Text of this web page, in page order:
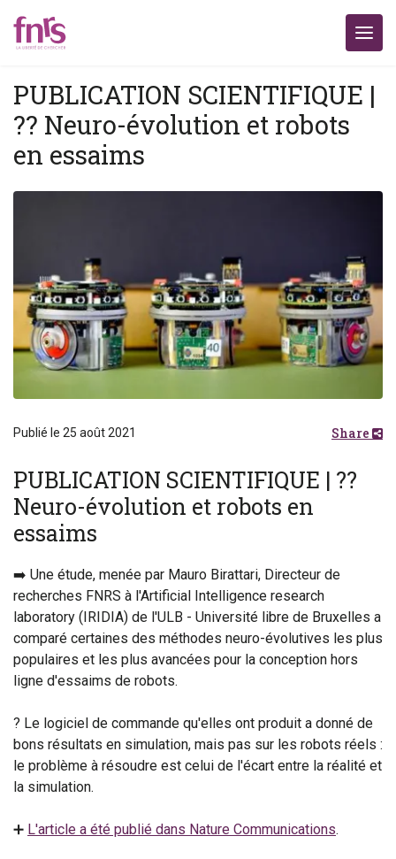
PUBLICATION SCIENTIFIQUE |
?? Neuro-évolution et robots
en essaims
Publié le 25 août 2021 Share
PUBLICATION SCIENTIFIQUE | ??
Neuro-évolution et robots en
essaims
➡️ Une étude, menée par Mauro Birattari, Directeur de
recherches FNRS à l'Artificial Intelligence research
laboratory (IRIDIA) de l'ULB - Université libre de Bruxelles a
comparé certaines des méthodes neuro-évolutives les plus
populaires et les plus avancées pour la conception hors
ligne d'essaims de robots.
? Le logiciel de commande qu'elles ont produit a donné de
bons résultats en simulation, mais pas sur les robots réels :
le problème à résoudre est celui de l'écart entre la réalité et
la simulation.
➕ L'article a été publié dans Nature Communications.